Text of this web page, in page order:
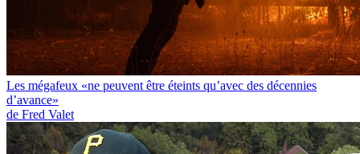
Les mégafeux «ne peuvent être éteints qu’avec des décennies
d’avance»
de Fred Valet